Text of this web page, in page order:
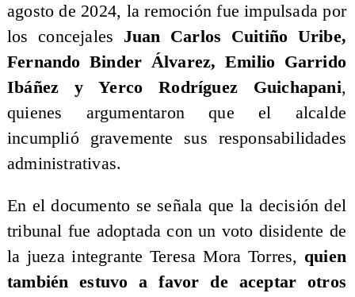
agosto de 2024, la remoción fue impulsada por
los concejales Juan Carlos Cuitiño Uribe,
Fernando Binder Álvarez, Emilio Garrido
Ibáñez y Yerco Rodríguez Guichapani,
quienes argumentaron que el alcalde
incumplió gravemente sus responsabilidades
administrativas.
En el documento se señala que la decisión del
tribunal fue adoptada con un voto disidente de
la jueza integrante Teresa Mora Torres, quien
también estuvo a favor de aceptar otros